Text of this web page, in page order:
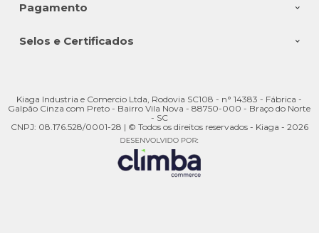
Pagamento
Selos e Certificados
Kiaga Industria e Comercio Ltda, Rodovia SC108 - n° 14383 - Fábrica -
Galpão Cinza com Preto - Bairro Vila Nova - 88750-000 - Braço do Norte
- SC
CNPJ: 08.176.528/0001-28 | © Todos os direitos reservados - Kiaga - 2026